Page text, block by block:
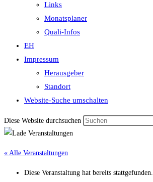
Links
Monatsplaner
Quali-Infos
EH
Impressum
Herausgeber
Standort
Website-Suche umschalten
Diese Website durchsuchen
« Alle Veranstaltungen
Diese Veranstaltung hat bereits stattgefunden.